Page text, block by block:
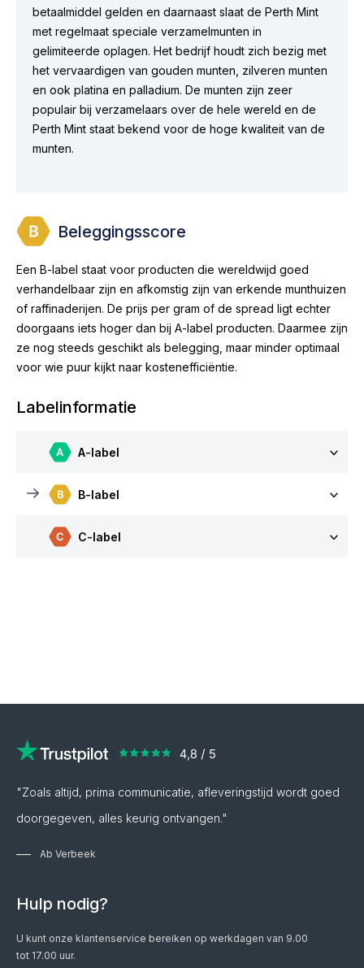
betaalmiddel gelden en daarnaast slaat de Perth Mint
met regelmaat speciale verzamelmunten in
gelimiteerde oplagen. Het bedrijf houdt zich bezig met
het vervaardigen van gouden munten, zilveren munten
en ook platina en palladium. De munten zijn zeer
populair bij verzamelaars over de hele wereld en de
Perth Mint staat bekend voor de hoge kwaliteit van de
munten.
Beleggingsscore
Een B-label staat voor producten die wereldwijd goed
verhandelbaar zijn en afkomstig zijn van erkende munthuizen
of raffinaderijen. De prijs per gram of de spread ligt echter
doorgaans iets hoger dan bij A-label producten. Daarmee zijn
ze nog steeds geschikt als belegging, maar minder optimaal
voor wie puur kijkt naar kostenefficiëntie.
Labelinformatie
A-label
B-label
C-label
"Zoals altijd, prima communicatie, afleveringstijd wordt goed
doorgegeven, alles keurig ontvangen."
Ab Verbeek
Hulp nodig?
U kunt onze klantenservice bereiken op werkdagen van 9.00
tot 17.00 uur.